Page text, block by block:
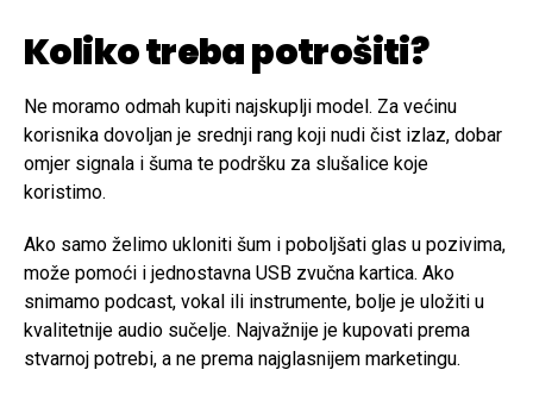
Koliko treba potrošiti?
Ne moramo odmah kupiti najskuplji model. Za većinu
korisnika dovoljan je srednji rang koji nudi čist izlaz, dobar
omjer signala i šuma te podršku za slušalice koje
koristimo.
Ako samo želimo ukloniti šum i poboljšati glas u pozivima,
može pomoći i jednostavna USB zvučna kartica. Ako
snimamo podcast, vokal ili instrumente, bolje je uložiti u
kvalitetnije audio sučelje. Najvažnije je kupovati prema
stvarnoj potrebi, a ne prema najglasnijem marketingu.